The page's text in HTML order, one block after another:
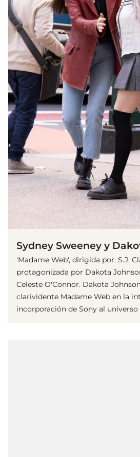
Sydney Sweeney y
'Madame Web', dirigida por: S.J.
protagonizada por Dakota
Celeste O'Connor. Dakota
clarividente Madame Web en la
incorporación de Sony al universo